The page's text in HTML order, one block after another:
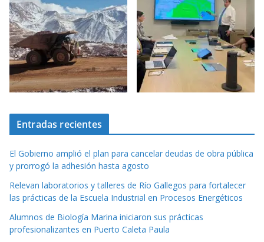
Entradas recientes
El Gobierno amplió el plan para cancelar deudas de obra pública
y prorrogó la adhesión hasta agosto
Relevan laboratorios y talleres de Río Gallegos para fortalecer
las prácticas de la Escuela Industrial en Procesos Energéticos
Alumnos de Biología Marina iniciaron sus prácticas
profesionalizantes en Puerto Caleta Paula